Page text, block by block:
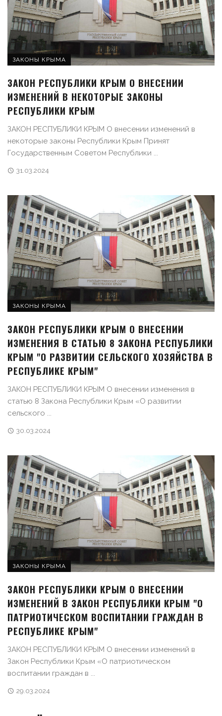
ЗАКОНЫ КРЫМА
ЗАКОН РЕСПУБЛИКИ КРЫМ О ВНЕСЕНИИ
ИЗМЕНЕНИЙ В НЕКОТОРЫЕ ЗАКОНЫ
РЕСПУБЛИКИ КРЫМ
ЗАКОН РЕСПУБЛИКИ КРЫМ О внесении изменений в
некоторые законы Республики Крым Принят
Государственным Советом Республики ...
31.03.2024
ЗАКОНЫ КРЫМА
ЗАКОН РЕСПУБЛИКИ КРЫМ О ВНЕСЕНИИ
ИЗМЕНЕНИЯ В СТАТЬЮ 8 ЗАКОНА РЕСПУБЛИКИ
КРЫМ "О РАЗВИТИИ СЕЛЬСКОГО ХОЗЯЙСТВА В
РЕСПУБЛИКЕ КРЫМ"
ЗАКОН РЕСПУБЛИКИ КРЫМ О внесении изменения в
статью 8 Закона Республики Крым «О развитии
сельского ...
30.03.2024
ЗАКОНЫ КРЫМА
ЗАКОН РЕСПУБЛИКИ КРЫМ О ВНЕСЕНИИ
ИЗМЕНЕНИЙ В ЗАКОН РЕСПУБЛИКИ КРЫМ "О
ПАТРИОТИЧЕСКОМ ВОСПИТАНИИ ГРАЖДАН В
РЕСПУБЛИКЕ КРЫМ"
ЗАКОН РЕСПУБЛИКИ КРЫМ О внесении изменений в
Закон Республики Крым «О патриотическом
воспитании граждан в ...
29.03.2024